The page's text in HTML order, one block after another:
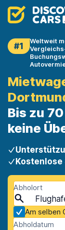
#1
Weltweit
Bis zu
keine
Abholort
Am selben
Abholdatum